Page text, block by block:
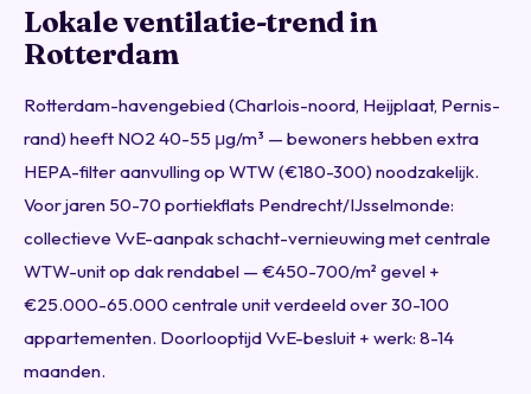
Lokale ventilatie-trend in
Rotterdam
Rotterdam-havengebied (Charlois-noord, Heijplaat, Pernis-
rand) heeft NO2 40-55 μg/m³ — bewoners hebben extra
HEPA-filter aanvulling op WTW (€180-300) noodzakelijk.
Voor jaren 50-70 portiekflats Pendrecht/IJsselmonde:
collectieve VvE-aanpak schacht-vernieuwing met centrale
WTW-unit op dak rendabel — €450-700/m² gevel +
€25.000-65.000 centrale unit verdeeld over 30-100
appartementen. Doorlooptijd VvE-besluit + werk: 8-14
maanden.